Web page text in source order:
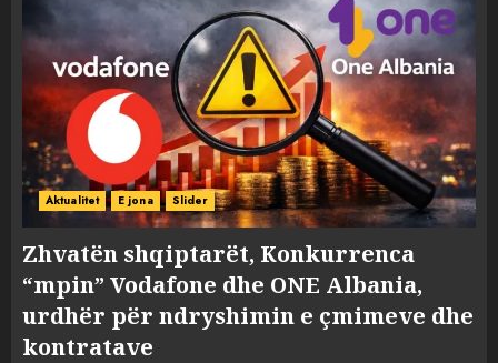
Aktualitet E jona Slider
Zhvatën shqiptarët, Konkurrenca
“mpin” Vodafone dhe ONE Albania,
urdhër për ndryshimin e çmimeve dhe
kontratave